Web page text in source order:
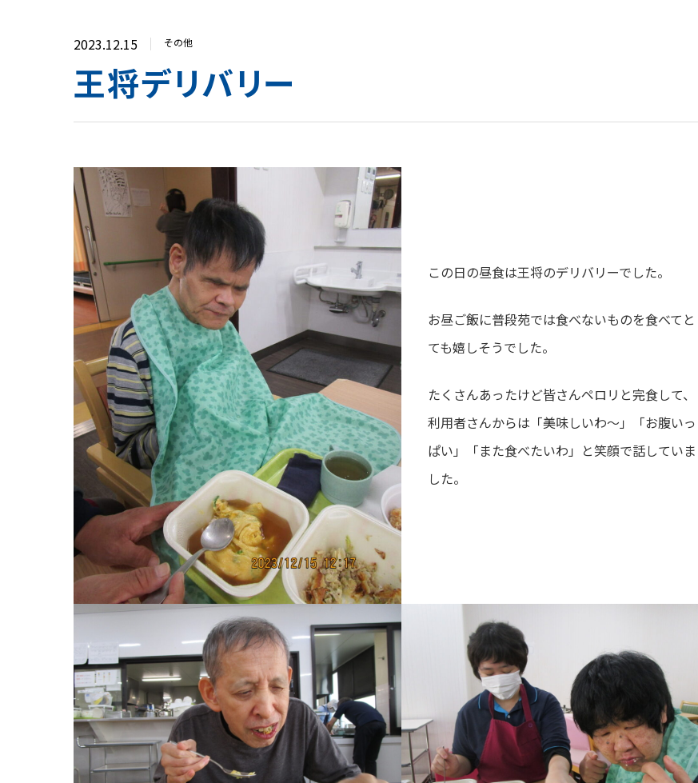
2023.12.15 その他
王将デリバリー
この日の昼食は王将のデリバリーでした。
お昼ご飯に普段苑では食べないものを食べてと
ても嬉しそうでした。
たくさんあったけど皆さんペロリと完食して、
利用者さんからは「美味しいわ～」「お腹いっ
ぱい」「また食べたいわ」と笑顔で話していま
した。